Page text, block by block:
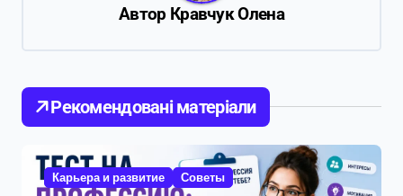
а
Автор Кравчук Олена
Рекомендовані матеріали
Карьера и развитие Советы